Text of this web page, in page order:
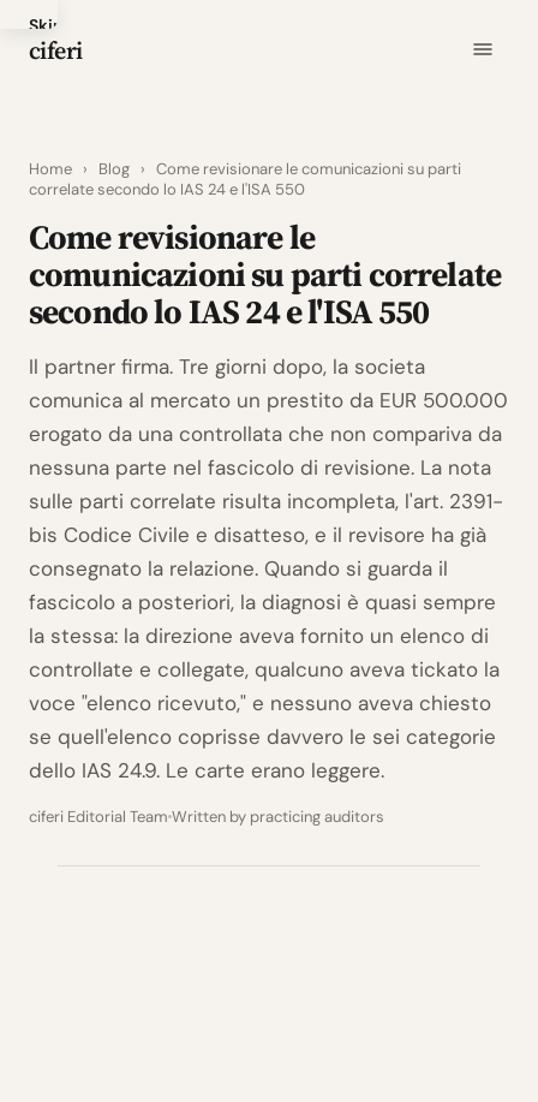
Skip
to
ciferi
Home › Blog › Come revisionare le comunicazioni su parti
correlate secondo lo IAS 24 e l'ISA 550
Come revisionare le
comunicazioni su parti correlate
secondo lo IAS 24 e l'ISA 550
Il partner firma. Tre giorni dopo, la societa
comunica al mercato un prestito da EUR 500.000
erogato da una controllata che non compariva da
nessuna parte nel fascicolo di revisione. La nota
sulle parti correlate risulta incompleta, l'art. 2391-
bis Codice Civile e disatteso, e il revisore ha già
consegnato la relazione. Quando si guarda il
fascicolo a posteriori, la diagnosi è quasi sempre
la stessa: la direzione aveva fornito un elenco di
controllate e collegate, qualcuno aveva tickato la
voce "elenco ricevuto," e nessuno aveva chiesto
se quell'elenco coprisse davvero le sei categorie
dello IAS 24.9. Le carte erano leggere.
ciferi Editorial Team Written by practicing auditors